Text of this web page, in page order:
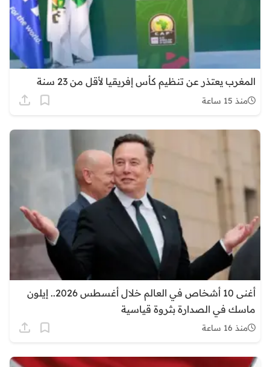
المغرب يعتذر عن تنظيم كأس إفريقيا لأقل من 23 سنة
منذ 15 ساعة
أغنى 10 أشخاص في العالم خلال أغسطس 2026.. إيلون
ماسك في الصدارة بثروة قياسية
منذ 16 ساعة